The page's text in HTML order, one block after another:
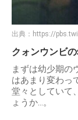
出典： https://
クォンウンビ
まずは幼少期の
はあまり変わっ
堂々としていて
ょうか…。